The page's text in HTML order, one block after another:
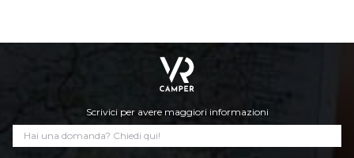
Scrivici per avere maggiori informazioni